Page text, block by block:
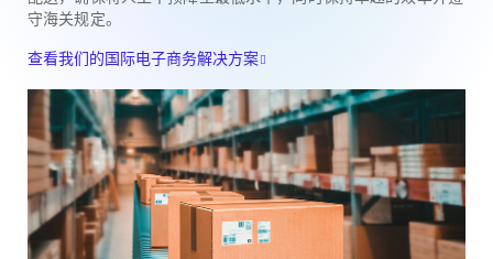
守海关规定。
查看我们的国际电子商务解决方案